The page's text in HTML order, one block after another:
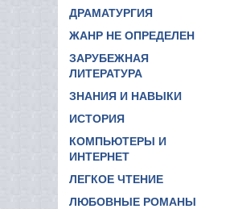
ДРАМАТУРГИЯ
ЖАНР НЕ ОПРЕДЕЛЕН
ЗАРУБЕЖНАЯ
ЛИТЕРАТУРА
ЗНАНИЯ И НАВЫКИ
ИСТОРИЯ
КОМПЬЮТЕРЫ И
ИНТЕРНЕТ
ЛЕГКОЕ ЧТЕНИЕ
ЛЮБОВНЫЕ РОМАНЫ